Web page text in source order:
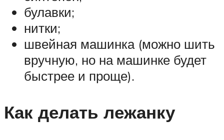
булавки;
нитки;
швейная машинка (можно шить
вручную, но на машинке будет
быстрее и проще).
Как делать лежанку